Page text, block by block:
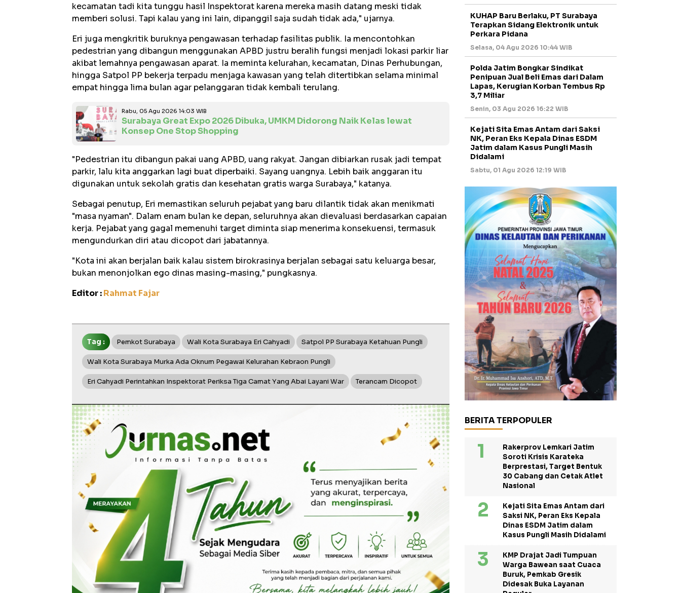
kecamatan tadi kita tunggu hasil Inspektorat karena mereka masih datang meski tidak
memberi solusi. Tapi kalau yang ini lain, dipanggil saja sudah tidak ada," ujarnya.
Eri juga mengkritik buruknya pengawasan terhadap fasilitas publik. Ia mencontohkan
pedestrian yang dibangun menggunakan APBD justru beralih fungsi menjadi lokasi parkir liar
akibat lemahnya pengawasan aparat. Ia meminta kelurahan, kecamatan, Dinas Perhubungan,
hingga Satpol PP bekerja terpadu menjaga kawasan yang telah ditertibkan selama minimal
empat hingga lima bulan agar pelanggaran tidak kembali terulang.
Rabu, 05 Agu 2026 14:03 WIB
Surabaya Great Expo 2026 Dibuka, UMKM Didorong Naik Kelas lewat
Konsep One Stop Shopping
"Pedestrian itu dibangun pakai uang APBD, uang rakyat. Jangan dibiarkan rusak jadi tempat
parkir, lalu kita anggarkan lagi buat diperbaiki. Sayang uangnya. Lebih baik anggaran itu
digunakan untuk sekolah gratis dan kesehatan gratis warga Surabaya," katanya.
Sebagai penutup, Eri memastikan seluruh pejabat yang baru dilantik tidak akan menikmati
"masa nyaman". Dalam enam bulan ke depan, seluruhnya akan dievaluasi berdasarkan capaian
kerja. Pejabat yang gagal memenuhi target diminta siap menerima konsekuensi, termasuk
mengundurkan diri atau dicopot dari jabatannya.
"Kota ini akan berjalan baik kalau sistem birokrasinya berjalan sebagai satu keluarga besar,
bukan menonjolkan ego dinas masing-masing," pungkasnya.
Editor :Rahmat Fajar
Tag : Pemkot Surabaya Wali Kota Surabaya Eri Cahyadi Satpol PP Surabaya Ketahuan Pungli
Wali Kota Surabaya Murka Ada Oknum Pegawai Kelurahan Kebraon Pungli
Eri Cahyadi Perintahkan Inspektorat Periksa Tiga Camat Yang Abai Layani War Terancam Dicopot
KUHAP Baru Berlaku, PT Surabaya
Terapkan Sidang Elektronik untuk
Perkara Pidana
Selasa, 04 Agu 2026 10:44 WIB
Polda Jatim Bongkar Sindikat
Penipuan Jual Beli Emas dari Dalam
Lapas, Kerugian Korban Tembus Rp
3,7 Miliar
Senin, 03 Agu 2026 16:22 WIB
Kejati Sita Emas Antam dari Saksi
NK, Peran Eks Kepala Dinas ESDM
Jatim dalam Kasus Pungli Masih
Didalami
Sabtu, 01 Agu 2026 12:19 WIB
BERITA TERPOPULER
Rakerprov Lemkari Jatim
Soroti Krisis Karateka
Berprestasi, Target Bentuk
30 Cabang dan Cetak Atlet
Nasional
Kejati Sita Emas Antam dari
Saksi NK, Peran Eks Kepala
Dinas ESDM Jatim dalam
Kasus Pungli Masih Didalami
KMP Drajat Jadi Tumpuan
Warga Bawean saat Cuaca
Buruk, Pemkab Gresik
Didesak Buka Layanan